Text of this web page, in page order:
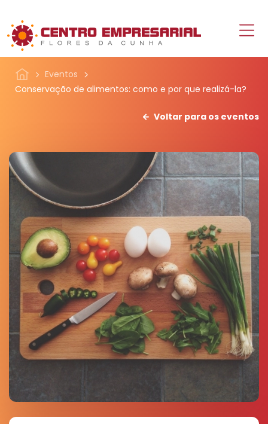
Eventos
Conservação de alimentos: como e por que realizá-la?
Voltar para os eventos